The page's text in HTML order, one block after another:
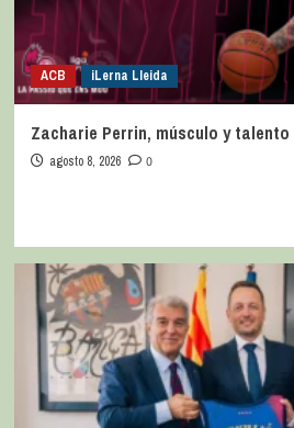
ACB iLerna Lleida
Zacharie Perrin, músculo y
agosto 8, 2026 0